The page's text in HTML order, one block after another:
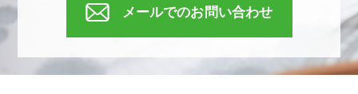
メールでのお問い合わせ